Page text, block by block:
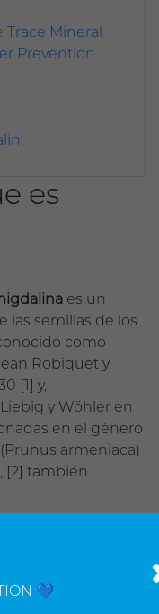
Mineral
Prevention
es
es un
las semillas de los
como
Robiquet y
[1] y,
y Wöhler en
en el género
armeniaca)
[2] también
💙